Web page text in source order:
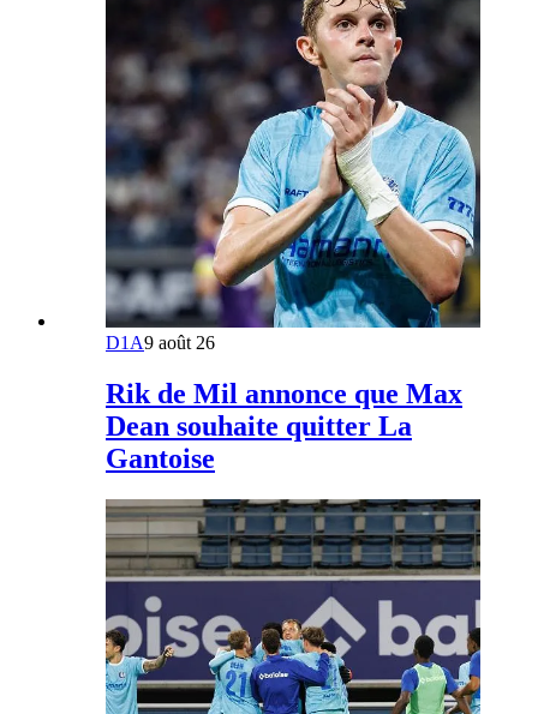
D1A9 août 26
Rik de Mil annonce que Max
Dean souhaite quitter La
Gantoise